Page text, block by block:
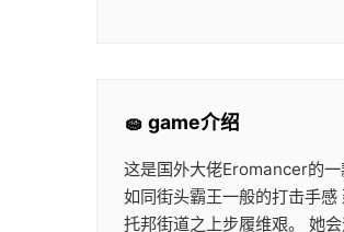
🧽 game介绍
这是国外大佬Eromancer的
如同街头霸王一般的打击手
托邦街道之上步履维艰。 她